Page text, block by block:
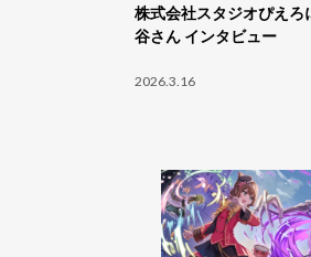
株式会社スタジオぴえろ
谷さん インタビュー
2026.3.16